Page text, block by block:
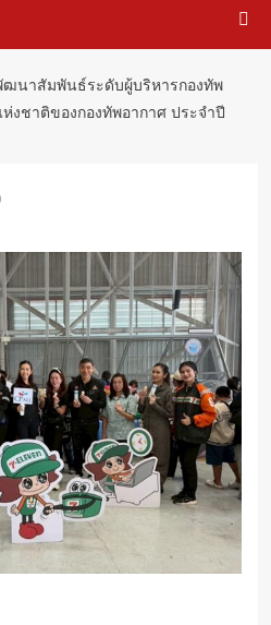
นาสัมพันธ์ระดับผู้บริหารกองทัพ
งชาติของกองทัพอากาศ ประจำปี